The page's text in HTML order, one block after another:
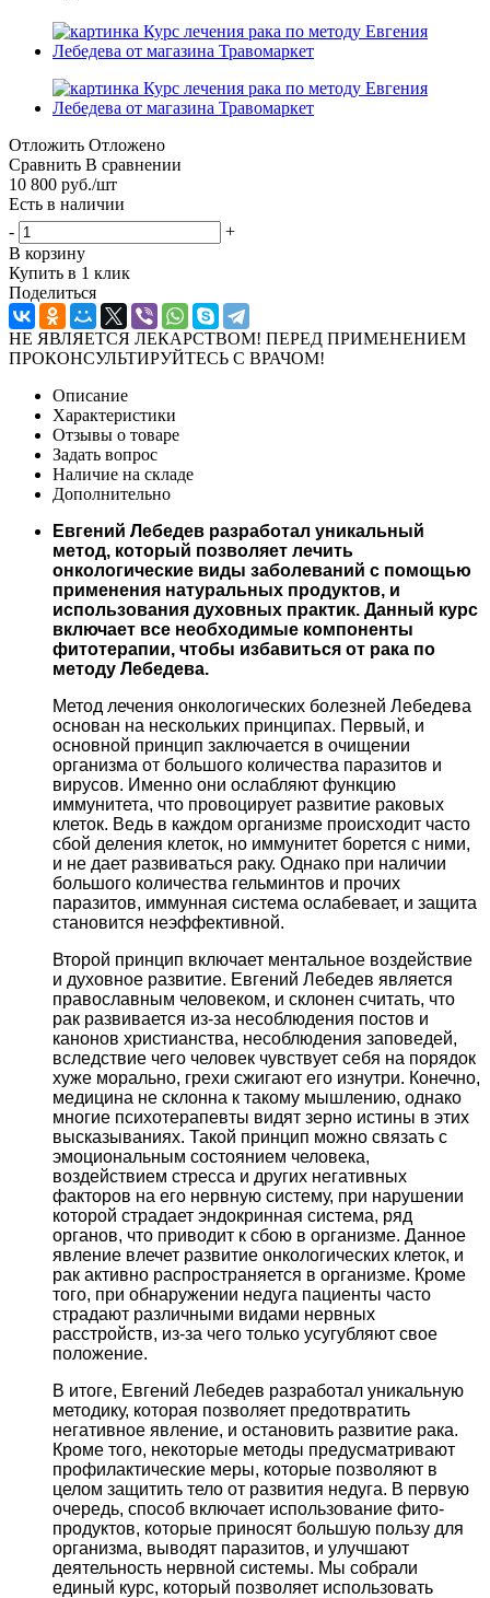
Отложить Отложено
Сравнить В сравнении
10 800 руб./шт
Есть в наличии
-
+
В корзину
Купить в 1 клик
Поделиться
НЕ ЯВЛЯЕТСЯ ЛЕКАРСТВОМ! ПЕРЕД ПРИМЕНЕНИЕМ
ПРОКОНСУЛЬТИРУЙТЕСЬ С ВРАЧОМ!
Описание
Характеристики
Отзывы о товаре
Задать вопрос
Наличие на складе
Дополнительно
Евгений Лебедев разработал уникальный
метод, который позволяет лечить
онкологические виды заболеваний с помощью
применения натуральных продуктов, и
использования духовных практик. Данный курс
включает все необходимые компоненты
фитотерапии, чтобы избавиться от рака по
методу Лебедева.
Метод лечения онкологических болезней Лебедева
основан на нескольких принципах. Первый, и
основной принцип заключается в очищении
организма от большого количества паразитов и
вирусов. Именно они ослабляют функцию
иммунитета, что провоцирует развитие раковых
клеток. Ведь в каждом организме происходит часто
сбой деления клеток, но иммунитет борется с ними,
и не дает развиваться раку. Однако при наличии
большого количества гельминтов и прочих
паразитов, иммунная система ослабевает, и защита
становится неэффективной.
Второй принцип включает ментальное воздействие
и духовное развитие. Евгений Лебедев является
православным человеком, и склонен считать, что
рак развивается из-за несоблюдения постов и
канонов христианства, несоблюдения заповедей,
вследствие чего человек чувствует себя на порядок
хуже морально, грехи сжигают его изнутри. Конечно,
медицина не склонна к такому мышлению, однако
многие психотерапевты видят зерно истины в этих
высказываниях. Такой принцип можно связать с
эмоциональным состоянием человека,
воздействием стресса и других негативных
факторов на его нервную систему, при нарушении
которой страдает эндокринная система, ряд
органов, что приводит к сбою в организме. Данное
явление влечет развитие онкологических клеток, и
рак активно распространяется в организме. Кроме
того, при обнаружении недуга пациенты часто
страдают различными видами нервных
расстройств, из-за чего только усугубляют свое
положение.
В итоге, Евгений Лебедев разработал уникальную
методику, которая позволяет предотвратить
негативное явление, и остановить развитие рака.
Кроме того, некоторые методы предусматривают
профилактические меры, которые позволяют в
целом защитить тело от развития недуга. В первую
очередь, способ включает использование фито-
продуктов, которые приносят большую пользу для
организма, выводят паразитов, и улучшают
деятельность нервной системы. Мы собрали
единый курс, который позволяет использовать